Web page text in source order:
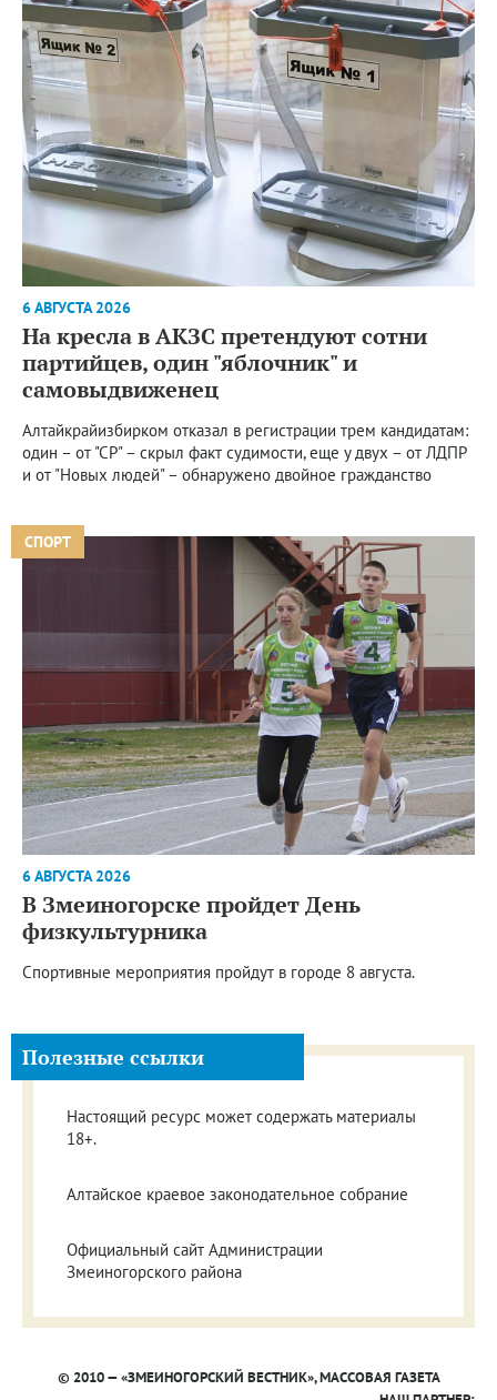
6 АВГУСТА 2026
На кресла в АКЗС претендуют сотни
партийцев, один "яблочник" и
самовыдвиженец
Алтайкрайизбирком отказал в регистрации трем кандидатам:
один – от "СР" – скрыл факт судимости, еще у двух – от ЛДПР
и от "Новых людей" – обнаружено двойное гражданство
СПОРТ
6 АВГУСТА 2026
В Змеиногорске пройдет День
физкультурника
Спортивные мероприятия пройдут в городе 8 августа.
Полезные ссылки
Настоящий ресурс может содержать материалы
18+.
Алтайское краевое законодательное собрание
Официальный сайт Администрации
Змеиногорского района
© 2010 — «ЗМЕИНОГОРСКИЙ ВЕСТНИК», МАССОВАЯ ГАЗЕТА